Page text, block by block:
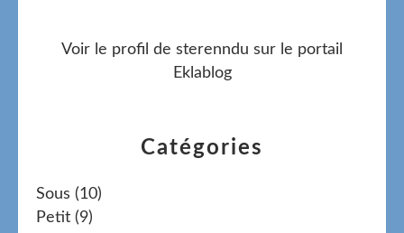
Catégories
Sous (10)
Petit (9)
Voir le profil de sterenndu sur le portail
Eklablog